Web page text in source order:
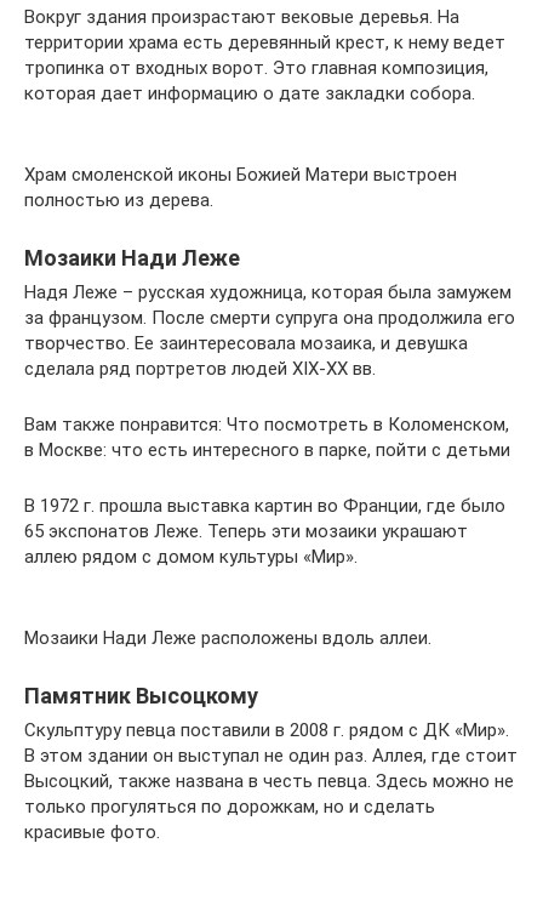
Вокруг здания произрастают вековые деревья. На
территории храма есть деревянный крест, к нему ведет
тропинка от входных ворот. Это главная композиция,
которая дает информацию о дате закладки собора.
Храм смоленской иконы Божией Матери выстроен
полностью из дерева.
Мозаики Нади Леже
Надя Леже – русская художница, которая была замужем
за французом. После смерти супруга она продолжила его
творчество. Ее заинтересовала мозаика, и девушка
сделала ряд портретов людей XIX-XX вв.
Вам также понравится: Что посмотреть в Коломенском,
в Москве: что есть интересного в парке, пойти с детьми
В 1972 г. прошла выставка картин во Франции, где было
65 экспонатов Леже. Теперь эти мозаики украшают
аллею рядом с домом культуры «Мир».
Мозаики Нади Леже расположены вдоль аллеи.
Памятник Высоцкому
Скульптуру певца поставили в 2008 г. рядом с ДК «Мир».
В этом здании он выступал не один раз. Аллея, где стоит
Высоцкий, также названа в честь певца. Здесь можно не
только прогуляться по дорожкам, но и сделать
красивые фото.